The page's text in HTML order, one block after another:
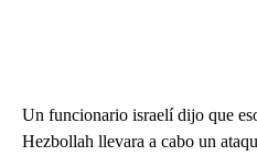
Un funcionario israelí dijo que
Hezbollah llevara a cabo un